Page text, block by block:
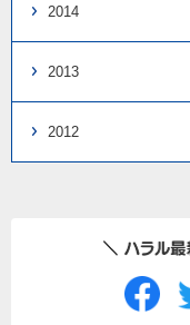
2014
2013
2012